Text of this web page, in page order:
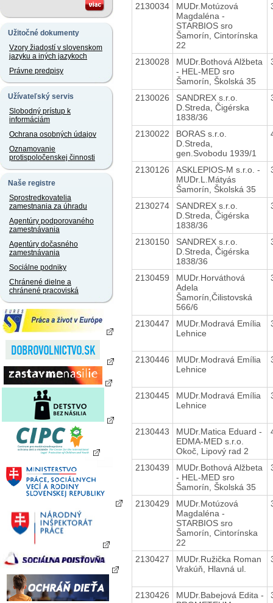
Užitočné dokumenty
Vzory žiadostí v slovenskom
jazyku a iných jazykoch
Právne predpisy
Užívateľský servis
Slobodný prístup k
informáciám
Ochrana osobných údajov
Oznamovanie
protispoločenskej činnosti
Naše registre
Sprostredkovatelia
zamestnania za úhradu
Agentúry podporovaného
zamestnávania
Agentúry dočasného
zamestnávania
Sociálne podniky
Chránené dielne a
chránené pracoviská
2130034
MUDr.Motúzová
Magdaléna -
STARBIOS sro
Šamorín, Cintorínska
22
2130028
MUDr.Bothová Alžbeta
- HEL-MED sro
Šamorín, Školská 35
2130026
SANDREX s.r.o.
D.Streda, Čigérska
1838/36
2130022
BORAS s.r.o.
D.Streda,
gen.Svobodu 1939/1
2130126
ASKLEPIOS-M s.r.o. -
MUDr.L.Mátyás
Šamorín, Školská 35
2130274
SANDREX s.r.o.
D.Streda, Čigérska
1838/36
2130150
SANDREX s.r.o.
D.Streda, Čigérska
1838/36
2130459
MUDr.Horváthová
Adela
Šamorín,Čilistovská
566/6
2130447
MUDr.Modravá Emília
Lehnice
2130446
MUDr.Modravá Emília
Lehnice
2130445
MUDr.Modravá Emília
Lehnice
2130443
MUDr.Matica Eduard -
EDMA-MED s.r.o.
Okoč, Lipový rad 2
2130439
MUDr.Bothová Alžbeta
- HEL-MED sro
Šamorín, Školská 35
2130429
MUDr.Motúzová
Magdaléna -
STARBIOS sro
Šamorín, Cintorínska
22
2130427
MUDr.Ružička Roman
Vrakúň, Hlavná ul.
2130426
MUDr.Babejová Edita -